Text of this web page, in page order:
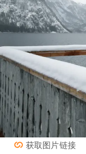
获取图片链接